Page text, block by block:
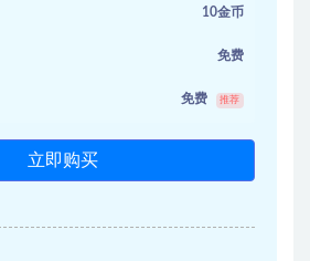
10金币
免费
免费 推荐
立即购买